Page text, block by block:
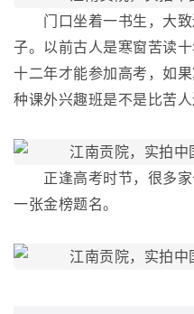
门口坐着一书生，大致
子。以前古人是寒窗苦读
十二年才能参加高考，如
种课外兴趣班是不是比苦
正逢高考时节，很多家
一张金榜题名。